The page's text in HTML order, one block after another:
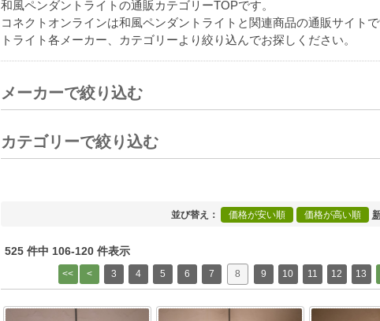
和風ペンダントライトの通販カテゴリーTOPです。
コネクトオンラインは和風ペンダントライトと関連商品の通販サイト
トライト各メーカー、カテゴリーより絞り込んでお探しください。
メーカーで絞り込む
カテゴリーで絞り込む
並び替え 価格が安い順 価格が高い順
525 件中 106-120 件表示
3 4 5 6 7 8 9 10 11 12 13